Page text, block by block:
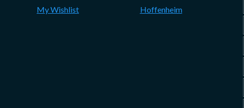
My Wishlist
Hoffenheim